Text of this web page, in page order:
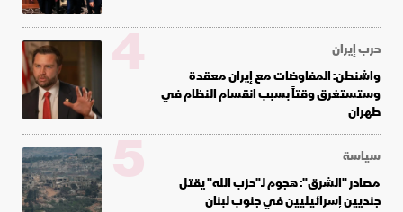
حرب إيران
واشنطن: المفاوضات مع إيران معقدة
وستستغرق وقتاً بسبب انقسام النظام في
طهران
4
سياسة
مصادر "الشرق": هجوم لـ"حزب الله" يقتل
جنديين إسرائيليين في جنوب لبنان
5